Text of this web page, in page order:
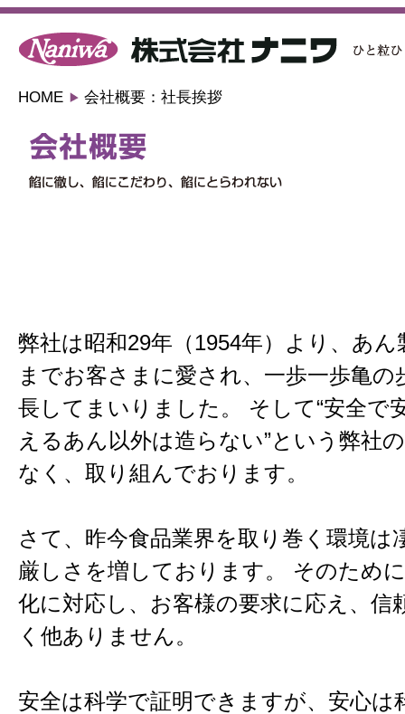
HOME 会社概要：社長挨拶
弊社は昭和29年（1954年）より、あん
までお客さまに愛され、一歩一歩亀の
長してまいりました。 そして“安全で
えるあん以外は造らない”という弊社
なく、取り組んでおります。
さて、昨今食品業界を取り巻く環境は
厳しさを増しております。 そのため
化に対応し、お客様の要求に応え、信
く他ありません。
安全は科学で証明できますが、安心は